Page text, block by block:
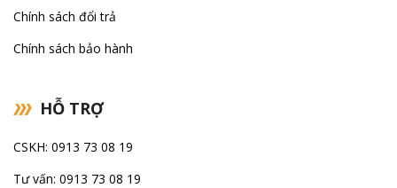
Chính sách đổi trả
Chính sách bảo hành
HỖ TRỢ
CSKH: 0913 73 08 19
Tư vấn: 0913 73 08 19